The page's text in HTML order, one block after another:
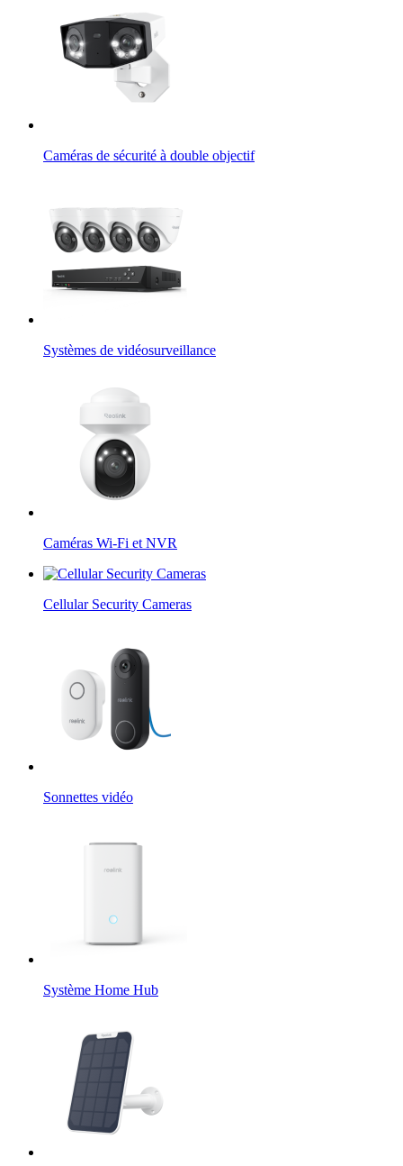
Caméras de sécurité à double objectif
Systèmes de vidéosurveillance
Caméras Wi-Fi et NVR
Cellular Security Cameras
Sonnettes vidéo
Système Home Hub